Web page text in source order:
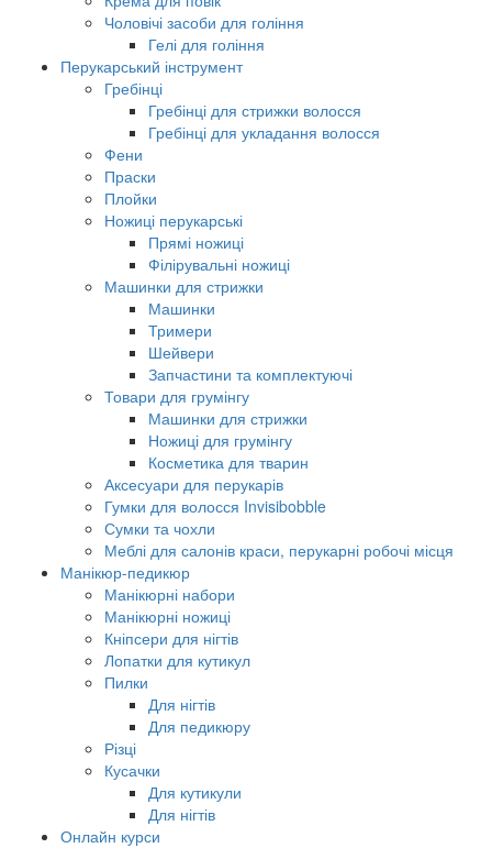
Чоловічі засоби для гоління
Гелі для гоління
Перукарський інструмент
Гребінці
Гребінці для стрижки волосся
Гребінці для укладання волосся
Фени
Праски
Плойки
Ножиці перукарські
Прямі ножиці
Філірувальні ножиці
Машинки для стрижки
Машинки
Тримери
Шейвери
Запчастини та комплектуючі
Товари для грумінгу
Машинки для стрижки
Ножиці для грумінгу
Косметика для тварин
Аксесуари для перукарів
Гумки для волосся Invisibobble
Сумки та чохли
Меблі для салонів краси, перукарні робочі місця
Манікюр-педикюр
Манікюрні набори
Манікюрні ножиці
Кніпсери для нігтів
Лопатки для кутикул
Пилки
Для нігтів
Для педикюру
Різці
Кусачки
Для кутикули
Для нігтів
Онлайн курси